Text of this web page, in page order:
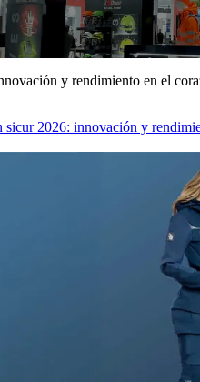
y rendimiento en el
sicur 2026: innovación y